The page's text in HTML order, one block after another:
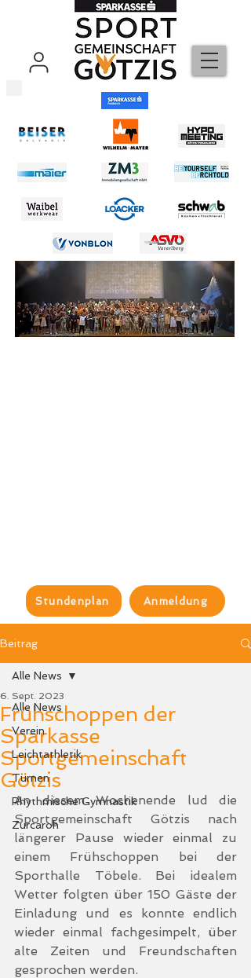
Stundenplan Anmeldung
Beitrag
Alle News
Verein
Leichtathletik
Turnen
Rhythmische Gymnastik
Zurcaroh
Alle News
Frühschoppen der
Sparkasse
Sportgemeinschaft
Götzis
6. Sept. 2023
An diesem Wochenende lud die
Sportgemeinschaft Götzis nach
längerer Pause wieder einmal zu
einem Frühschoppen bei der
Sporthalle Töbele. Bei idealem
Wetter folgten über 150 Gäste der
Einladung und es konnte endlich
wieder einmal fachgesimpelt, über
alte Zeiten und Freundschaften
gesprochen werden.